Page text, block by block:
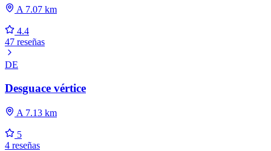
A 7.07 km
4.4
47 reseñas
DE
Desguace vértice
A 7.13 km
5
4 reseñas